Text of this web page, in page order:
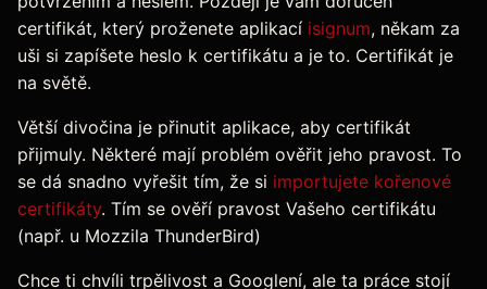
certifikát, který proženete aplikací isignum, někam za
uši si zapíšete heslo k certifikátu a je to. Certifikát je
na světě.
Větší divočina je přinutit aplikace, aby certifikát
přijmuly. Některé mají problém ověřit jeho pravost. To
se dá snadno vyřešit tím, že si importujete kořenové
certifikáty. Tím se ověří pravost Vašeho certifikátu
(např. u Mozzila ThunderBird)
Chce ti chvíli trpělivost a Googlení, ale ta práce stojí